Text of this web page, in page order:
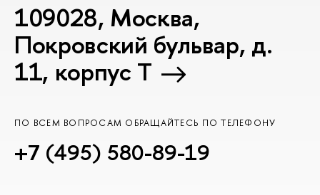
109028, Москва,
Покровский бульвар, д.
11, корпус T
ПО ВСЕМ ВОПРОСАМ ОБРАЩАЙТЕСЬ ПО ТЕЛЕФОНУ
+7 (495) 580-89-19